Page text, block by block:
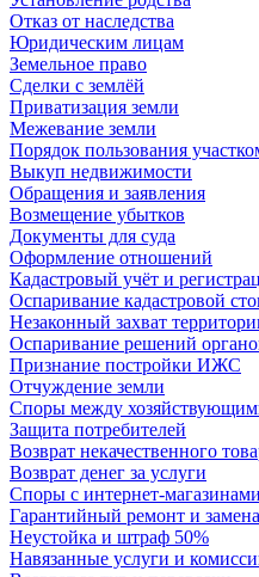
Отказ от наследства
Юридическим лицам
Земельное право
Сделки с землёй
Приватизация земли
Межевание земли
Порядок пользования
Выкуп недвижимости
Обращения и заявления
Возмещение убытков
Документы для суда
Оформление отношений
Кадастровый учёт и
Оспаривание кадастровой
Незаконный захват
Оспаривание решений
Признание постройки ИЖС
Отчуждение земли
Споры между
Защита потребителей
Возврат некачественного
Возврат денег за услуги
Споры с интернет-
Гарантийный ремонт и
Неустойка и штраф 50%
Навязанные услуги и